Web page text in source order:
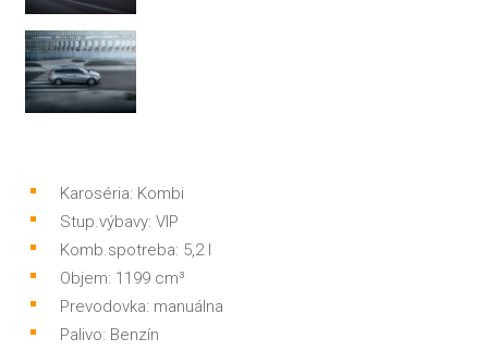
Karoséria: Kombi
Stup.výbavy: VIP
Komb.spotreba: 5,2 l
Objem: 1199 cm³
Prevodovka: manuálna
Palivo: Benzín